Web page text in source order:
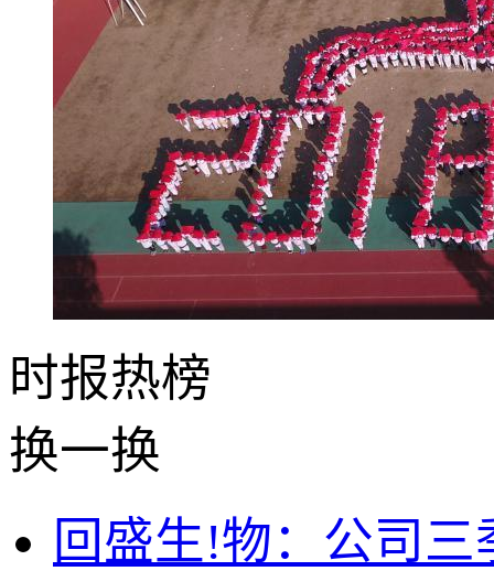
时报热榜
换一换
回盛生!物：公司